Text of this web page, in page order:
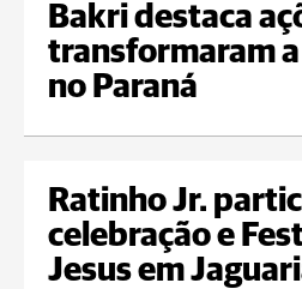
Bakri destaca
transformaram
no Paraná
Ratinho Jr.
celebração e
Jesus em